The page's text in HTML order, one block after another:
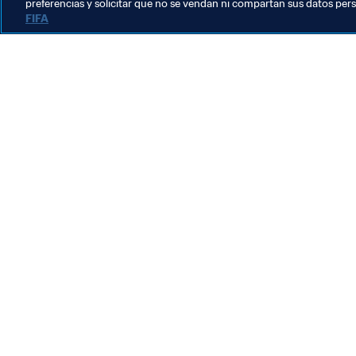
preferencias y solicitar que no se vendan ni compartan sus datos
FIFA